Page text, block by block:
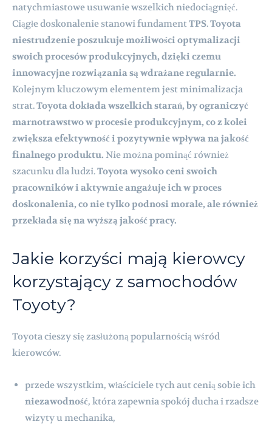
natychmiastowe usuwanie wszelkich niedociągnięć.
Ciągłe doskonalenie stanowi fundamentTPS.Toyota
niestrudzenie poszukuje możliwości optymalizacji
swoich procesów produkcyjnych, dzięki czemu
innowacyjne rozwiązania są wdrażane regularnie.
Kolejnym kluczowym elementem jest minimalizacja
strat.Toyota dokłada wszelkich starań, by ograniczyć
marnotrawstwo w procesie produkcyjnym, co z kolei
zwiększa efektywność i pozytywnie wpływa na jakość
finalnego produktu. Nie można pominąć również
szacunku dla ludzi.Toyota wysoko ceni swoich
pracowników i aktywnie angażuje ich w proces
doskonalenia, co nie tylko podnosi morale, ale również
przekłada się na wyższą jakość pracy.
Jakie korzyści mają kierowcy
korzystający z samochodów
Toyoty?
Toyota cieszy się zasłużoną popularnością wśród
kierowców.
przede wszystkim, właściciele tych aut cenią sobie ich
niezawodność, która zapewnia spokój ducha i rzadsze
wizyty u mechanika,